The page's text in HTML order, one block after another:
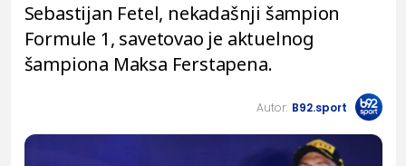
Sebastijan Fetel, nekadašnji šampion
Formule 1, savetovao je aktuelnog
šampiona Maksa Ferstapena.
Autor: B92.sport